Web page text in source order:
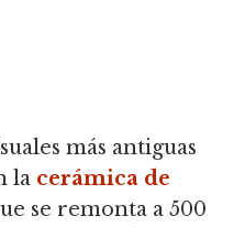
más antiguas
la cerámica de
se remonta a 500